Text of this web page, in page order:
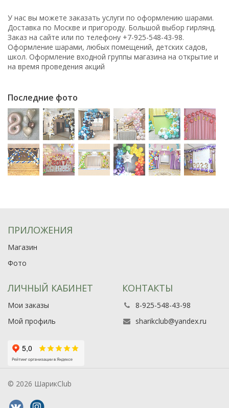
У нас вы можете заказать услуги по оформлению шарами.
Доставка по Москве и пригороду. Большой выбор гирлянд.
Заказ на сайте или по телефону +7-925-548-43-98.
Оформление шарами, любых помещений, детских садов,
школ. Оформление входной группы магазина на открытие и
на время проведения акций
Последние фото
ПРИЛОЖЕНИЯ
Магазин
Фото
ЛИЧНЫЙ КАБИНЕТ
Мои заказы
Мой профиль
КОНТАКТЫ
8-925-548-43-98
sharikclub@yandex.ru
© 2026 ШарикClub